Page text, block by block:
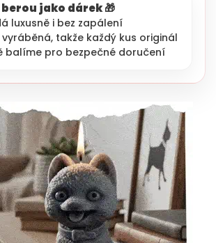
jako dárek 🎁
luxusně i bez zapálení
vyráběná, takže každý kus originál
balíme pro bezpečné doručení